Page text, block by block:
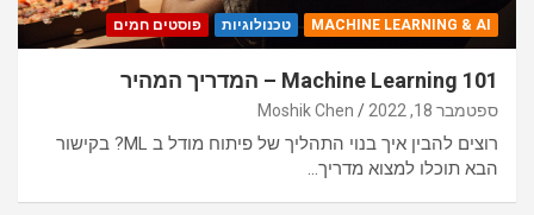
MACHINE LEARNING & AI טכנולוגיות פוסטים חמים
Machine Learning 101 – המדריך המהיר
ספטמבר 18, 2022 Moshik Chen
רוצים להבין איך בנוי התהליך של פיתוח מודל ב ML? בקישור
הבא תוכלו למצוא מדריך…